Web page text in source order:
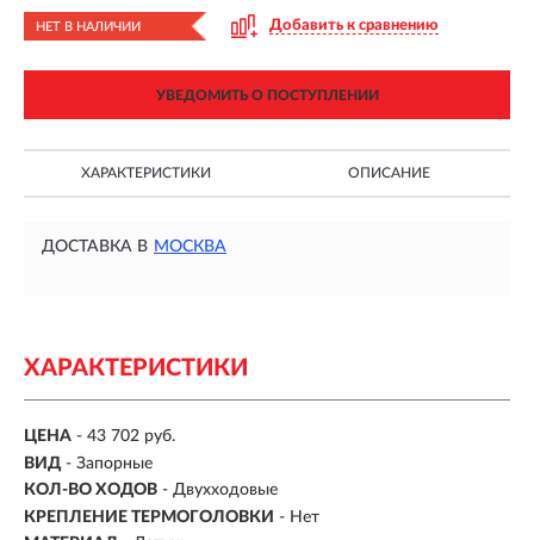
НЕТ В НАЛИЧИИ Добавить к сравнению
УВЕДОМИТЬ О ПОСТУПЛЕНИИ
ХАРАКТЕРИСТИКИ ОПИСАНИЕ
ДОСТАВКА В МОСКВА
ХАРАКТЕРИСТИКИ
ЦЕНА - 43 702 руб.
ВИД - Запорные
КОЛ-ВО ХОДОВ - Двухходовые
КРЕПЛЕНИЕ ТЕРМОГОЛОВКИ - Нет